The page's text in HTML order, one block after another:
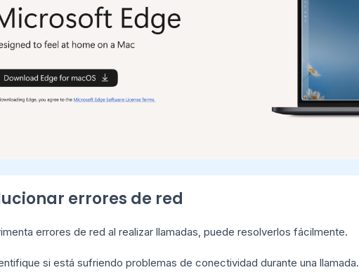
errores de red
errores de red al realizar llamadas, puede resolverlos fácilmente.
si está sufriendo problemas de conectividad durante una llamada.